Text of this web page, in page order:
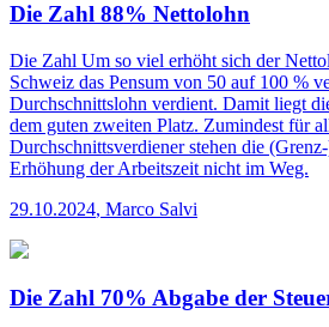
Die Zahl 88% Nettolohn
Die Zahl Um so viel erhöht sich der
Schweiz das Pensum von 50 auf 100 %
Durchschnittslohn verdient. Damit liegt
dem guten zweiten Platz. Zumindest für
Durchschnittsverdiener stehen die
Erhöhung der Arbeitszeit nicht im Weg.
29.10.2024, Marco Salvi
Die Zahl 70% Abgabe der